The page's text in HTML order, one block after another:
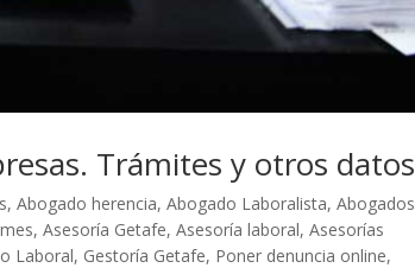
Trámites y otros
,Abogado herencia,Abogado Laboralista,Abogados
,Asesoría Getafe,Asesoría laboral,Asesorías
Laboral, Gestoría Getafe, Poner denuncia online,